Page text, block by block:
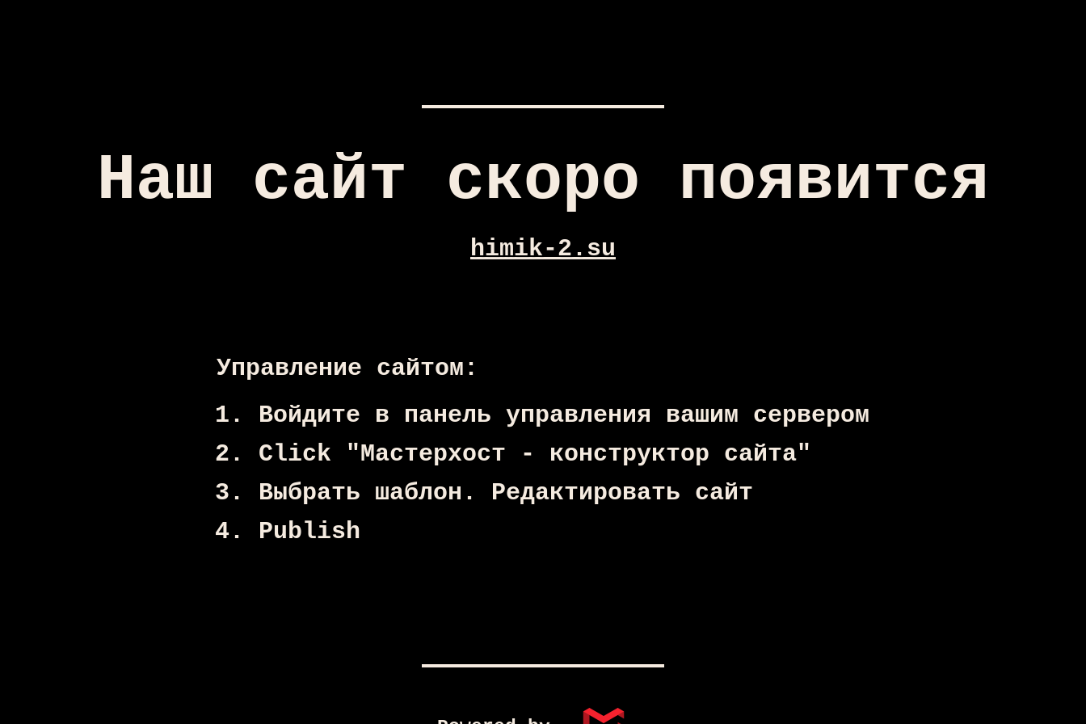
Наш сайт скоро появится
himik-2.su
Управление сайтом:
Войдите в панель управления вашим сервером
Click "Мастерхост - конструктор сайта"
Выбрать шаблон. Редактировать сайт
Publish